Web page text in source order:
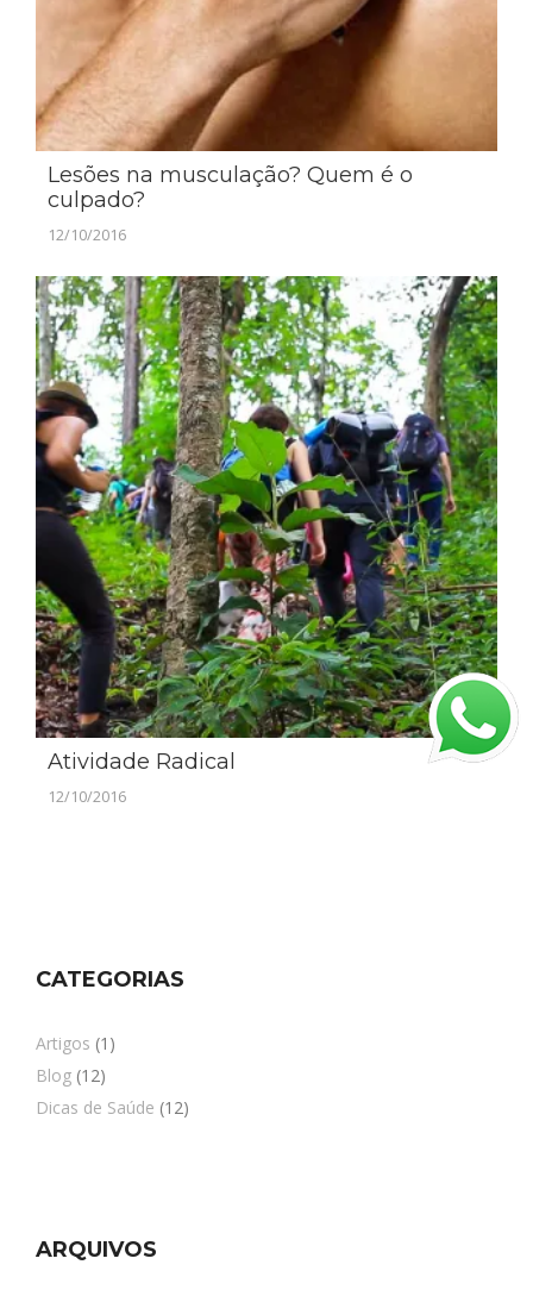
Lesões na musculação? Quem é o
culpado?
12/10/2016
Atividade Radical
12/10/2016
CATEGORIAS
Artigos (1)
Blog (12)
Dicas de Saúde (12)
ARQUIVOS